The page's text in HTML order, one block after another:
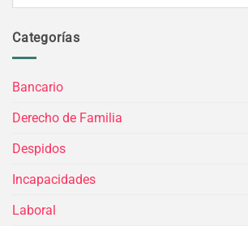
Categorías
Bancario
Derecho de Familia
Despidos
Incapacidades
Laboral